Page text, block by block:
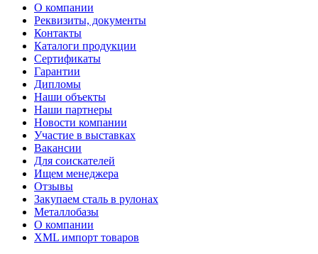
О компании
Реквизиты, документы
Контакты
Каталоги продукции
Сертификаты
Гарантии
Дипломы
Наши объекты
Наши партнеры
Новости компании
Участие в выставках
Вакансии
Для соискателей
Ищем менеджера
Отзывы
Закупаем сталь в рулонах
Металлобазы
О компании
XML импорт товаров